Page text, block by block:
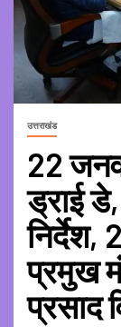
उत्तराखंड
22
ड्राई
निर्देश,
प्रमुख
प्रसाद